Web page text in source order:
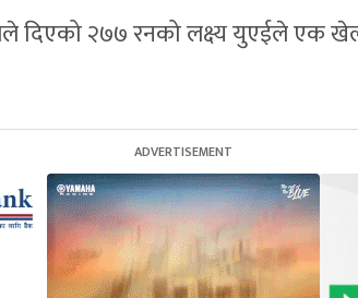
दिएको २७७ रनको लक्ष्य युएईले एक